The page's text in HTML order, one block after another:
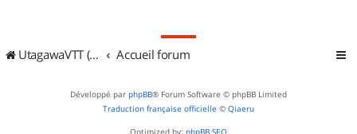
UtagawaVTT (Randos VTT et VTTAE avec traces GPS) Accueil forum
Développé par phpBB® Forum Software © phpBB Limited
Traduction française officielle © Qiaeru